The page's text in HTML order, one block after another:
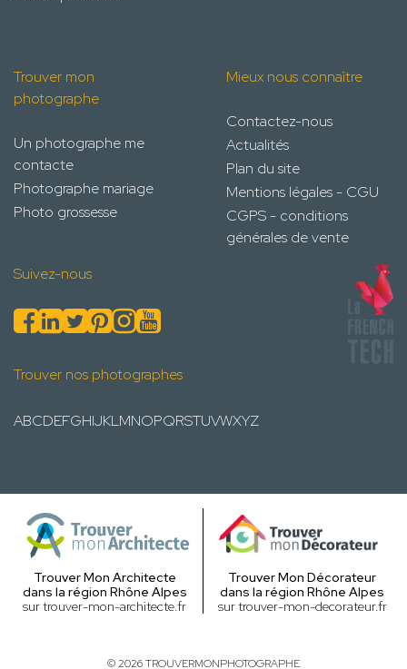
Trouver mon
photographe
Un photographe me
contacte
Photographe mariage
Photo grossesse
Mieux nous connaître
Contactez-nous
Actualités
Plan du site
Mentions légales - CGU
CGPS - conditions
générales de vente
Suivez-nous
Trouver nos photographes
ABCDEFGHIJKLMNOPQRSTUVWXYZ
Trouver Mon Architecte
dans la région Rhône Alpes
sur trouver-mon-architecte.fr
Trouver Mon Décorateur
dans la région Rhône Alpes
sur trouver-mon-decorateur.fr
© 2026 TROUVERMONPHOTOGRAPHE